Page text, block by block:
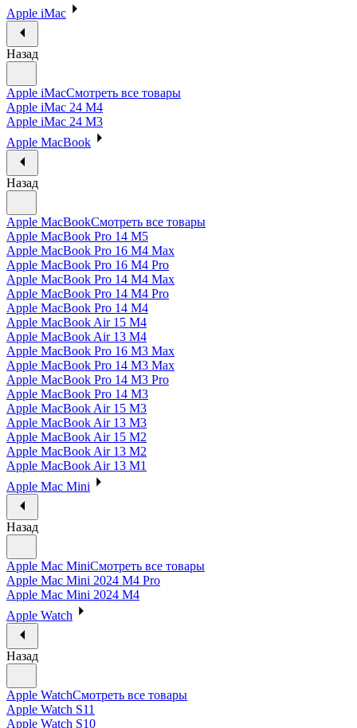
Apple iMac
Назад
Apple iMacСмотреть все товары
Apple iMac 24 M4
Apple iMac 24 M3
Apple MacBook
Назад
Apple MacBookСмотреть все товары
Apple MacBook Pro 14 M5
Apple MacBook Pro 16 M4 Max
Apple MacBook Pro 16 M4 Pro
Apple MacBook Pro 14 M4 Max
Apple MacBook Pro 14 M4 Pro
Apple MacBook Pro 14 M4
Apple MacBook Air 15 M4
Apple MacBook Air 13 M4
Apple MacBook Pro 16 M3 Max
Apple MacBook Pro 14 M3 Max
Apple MacBook Pro 14 M3 Pro
Apple MacBook Pro 14 M3
Apple MacBook Air 15 M3
Apple MacBook Air 13 M3
Apple MacBook Air 15 M2
Apple MacBook Air 13 M2
Apple MacBook Air 13 M1
Apple Mac Mini
Назад
Apple Mac MiniСмотреть все товары
Apple Mac Mini 2024 M4 Pro
Apple Mac Mini 2024 M4
Apple Watch
Назад
Apple WatchСмотреть все товары
Apple Watch S11
Apple Watch S10